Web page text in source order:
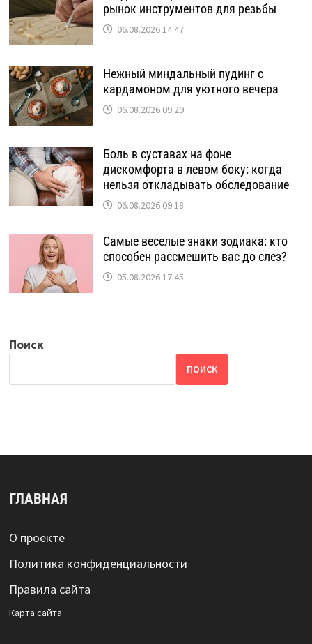
рынок инструментов для резьбы
06.08.2026 14:47
Нежный миндальный пудинг с
кардамоном для уютного вечера
06.08.2026 09:29
Боль в суставах на фоне
дискомфорта в левом боку: когда
нельзя откладывать обследование
06.08.2026 09:18
Самые веселые знаки зодиака: кто
способен рассмешить вас до слез?
05.08.2026 17:45
Поиск
ПОИСК
ГЛАВНАЯ
О проекте
Политика конфиденциальности
Правила сайта
Карта сайта